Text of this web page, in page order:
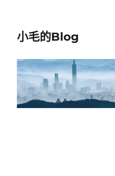
小毛的Blog